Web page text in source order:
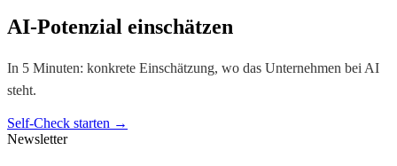
AI-Potenzial einschätzen
In 5 Minuten: konkrete Einschätzung, wo das Unternehmen bei AI
steht.
Self-Check starten →
Newsletter